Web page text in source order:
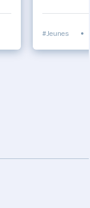
#Jeunes •